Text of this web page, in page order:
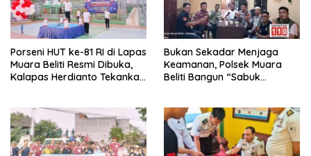
Porseni HUT ke-81 RI di Lapas
Muara Beliti Resmi Dibuka,
Kalapas Herdianto Tekankan
Bukan Sekadar Menjaga
Keamanan, Polsek Muara
Beliti Bangun “Sabuk